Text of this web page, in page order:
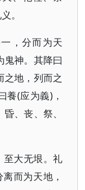
。
，分而为天
鬼神。其降曰
之地，列而之
養(应为義)，
、丧、祭、
至大无垠。礼
而为天地，